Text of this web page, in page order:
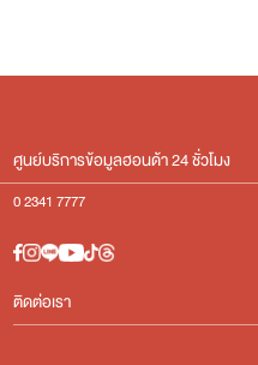
ศูนย์บริการข้อมูลฮอนด้า 24 ชั่วโมง
0 2341 7777
ติดต่อเรา